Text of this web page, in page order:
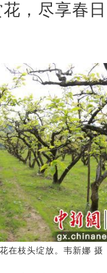
，尽享春
在枝头绽放。韦新娜 摄